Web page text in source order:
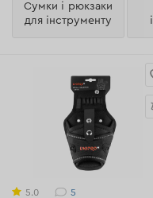
Сумки і рюкзаки
для інструменту
5.0 5